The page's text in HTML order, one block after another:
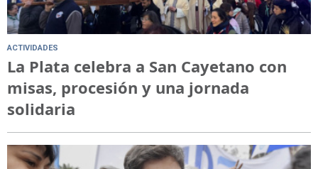
ACTIVIDADES
La Plata celebra a San Cayetano con
misas, procesión y una jornada
solidaria